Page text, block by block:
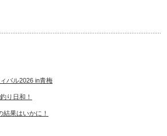
バル2026 in青梅
り日和！
果はいかに！